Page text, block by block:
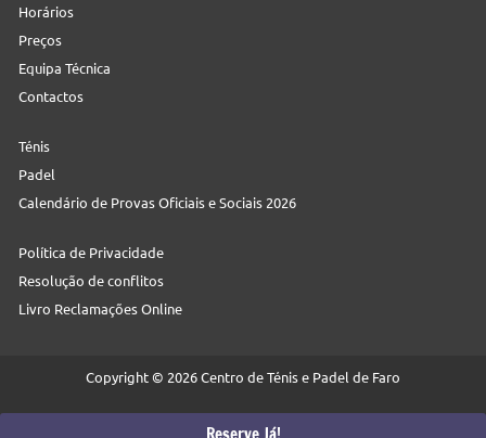
Horários
Preços
Equipa Técnica
Contactos
Ténis
Padel
Calendário de Provas Oficiais e Sociais 2026
Política de Privacidade
Resolução de conflitos
Livro Reclamações Online
Copyright © 2026 Centro de Ténis e Padel de Faro
Web:Neteuro